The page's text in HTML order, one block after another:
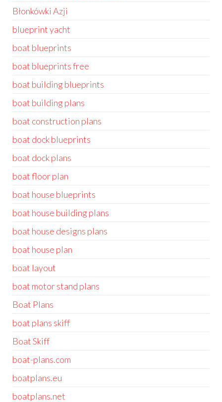
Błonkówki Azji
blueprint yacht
boat blueprints
boat blueprints free
boat building blueprints
boat building plans
boat construction plans
boat dock blueprints
boat dock plans
boat floor plan
boat house blueprints
boat house building plans
boat house designs plans
boat house plan
boat layout
boat motor stand plans
Boat Plans
boat plans skiff
Boat Skiff
boat-plans.com
boatplans.eu
boatplans.net